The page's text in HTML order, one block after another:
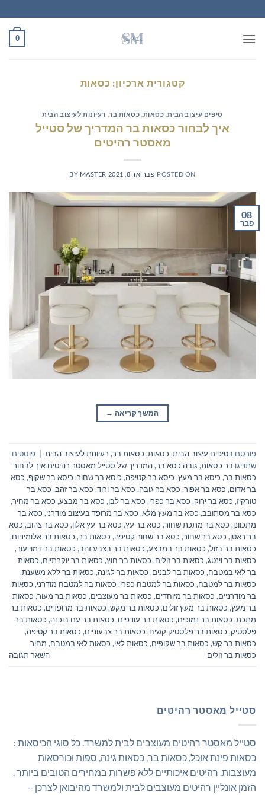
to
content
0
קטגורית ארכיון: כסאות
טיפים עיצוב הבית כסאות כסאות בר, רעיונות לעיצוב הבית
איך לבחור כסאות בר המדריך של סטייל
מאסטר רהיטים
POSTED ON פברואר 8, 2021 BY MASTER
08
פבר
המשך קריאה →
פורסם בטיפים עיצוב הבית, כסאות, כסאות בר, רעיונות לעיצוב הבית
פוסטים
שתוייגו בר כסאות, גובה כסא בר,המדריך של סטייל מאסטר רהיטים איך לבחור
כסאות בר, כיסא בר מעץ, כיסא בר קטיפה, כיסא בר שחור, כיסא בר שקוף, כסא
בר אדום, כסא בר אפור, כסא בר גובה, כסא בר ורוד, כסא בר זהב, כסא בר
טורקיז, כסא בר ירוק, כסא בר כפרי, כסא בר לבן, כסא בר מבצע, כסא בר מחיר,
כסא בר מסתובב, כסא בר מעץ מלא, כסא בר מרופד בעיצוב מודרני, כסא בר
מתכוונן, כסא בר מתכת שחור, כסא בר עץ, כסא בר עץ אלון, כסא בר צהוב, כסא
בר ראטן, כסא בר שחור, כסא בר שחור קטיפה, כסאות בר, כסאות בר אלומיניום,
כסאות בר בזול, כסאות בר במבצע, כסאות בר בצבע זהב, כסאות בר דמוי עור,
כסאות בר וינטג, כסאות בר זולים, כסאות בר חוץ, כסאות בר יוקרתיים, כסאות
בר לאי במטבח, כסאות בר לבנים, כסאות בר לגינה, כסאות בר ללא משענת,
כסאות בר למטבח, כסאות בר למטבח כפרי, כסאות בר למטבח מודרני, כסאות
בר מודרניים, כסאות בר מיוחדים, כסאות בר מעוצבים, כסאות בר מעור, כסאות
בר מעץ, כסאות בר מעץ זולים, כסאות בר מקש, כסאות בר מרופדים, כסאות בר
מתכת, כסאות בר נמוכים, כסאות בר עודפים, כסאות בר עם בוכנה, כסאות בר
פלסטיק, כסאות בר פלסטיק קשיח, כסאות בר צבעוניים, כסאות בר קטיפה,
כסאות בר קש, כסאות בר שקופים, כסאות לאי, כסאות לאי במטבח, מחיר
כסאות בר זולים
השאר תגובה
סטייל מאסטר רהיטים
סטייל מאסטר רהיטים מעוצבים לבית למשרד. כל סוגי הכיסאות :
כסאות פינת אוכל, כסאות בר, כסאות גינה, ספות וכורסאות
מעוצבות. רהיטים איכותיים ללא פשרות במחירים הטובים ביותר .
הזמן אונליין רהיטים מעוצבים לבית ולמשרד מהיבואן לצרכן –